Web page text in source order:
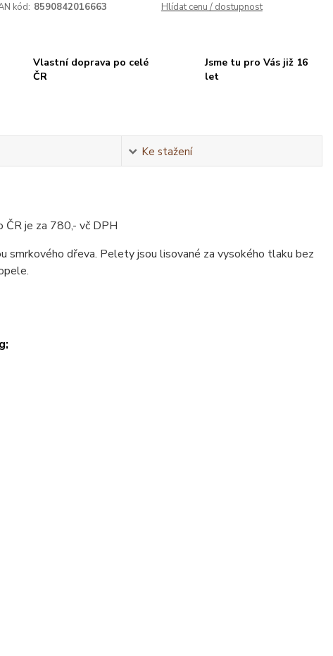
kód: 8590842016663 Hlídat cenu / dostupnost
Vlastní doprava po celé
ČR
Jsme tu pro Vás již 16
let
Ke stažení
ČR je za 780,- vč DPH
smrkového dřeva. Pelety jsou lisované za vysokého tlaku bez